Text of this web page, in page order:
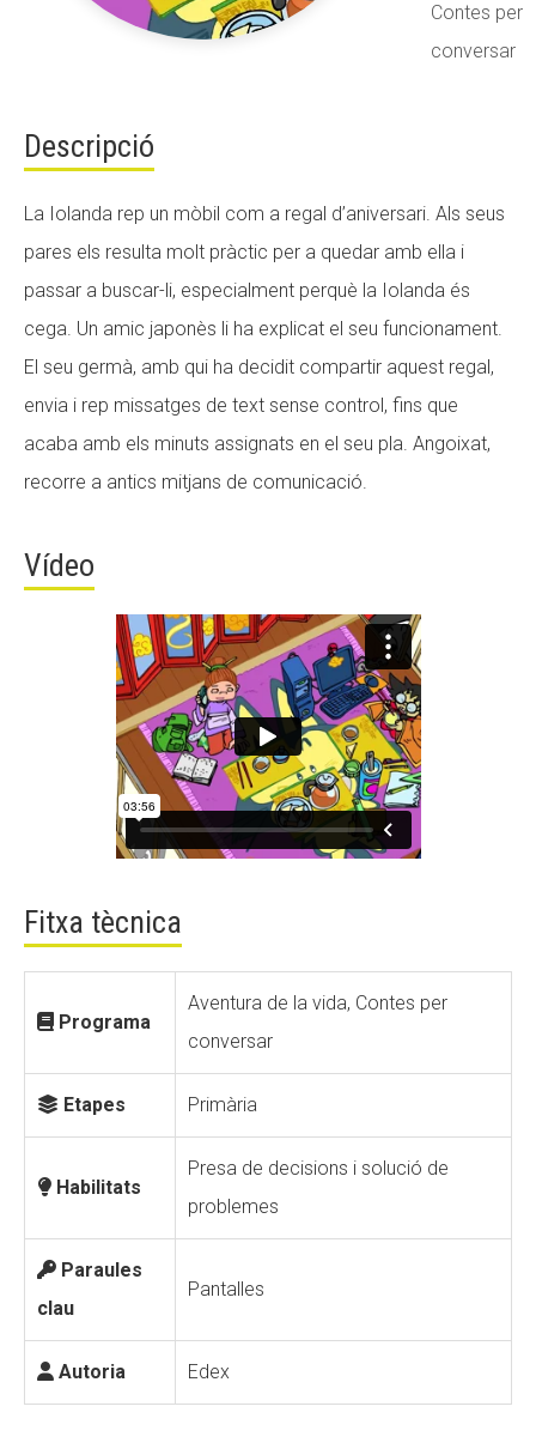
Contes per
conversar
Descripció
La Iolanda rep un mòbil com a regal d’aniversari. Als seus
pares els resulta molt pràctic per a quedar amb ella i
passar a buscar-li, especialment perquè la Iolanda és
cega. Un amic japonès li ha explicat el seu funcionament.
El seu germà, amb qui ha decidit compartir aquest regal,
envia i rep missatges de text sense control, fins que
acaba amb els minuts assignats en el seu pla. Angoixat,
recorre a antics mitjans de comunicació.
Vídeo
Fitxa tècnica
Programa
Aventura de la vida, Contes per
conversar
Etapes Primària
Habilitats
Presa de decisions i solució de
problemes
Paraules
clau
Pantalles
Autoria Edex
ESPLAIS
SUPORT TERCER SECTOR
La Fundació
Missió i valors
Els comptes clars
Memòria d'activitats
Proposta educativa
ACTUALITAT
Diari de la Fundació
COL·LABORA
Fes voluntariat
Treballa amb nosaltres